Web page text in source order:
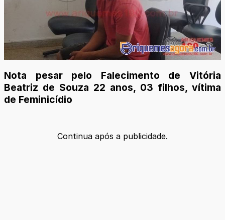
Nota pesar pelo Falecimento de Vitória
Beatriz de Souza 22 anos, 03 filhos, vítima
de Feminicídio
Continua após a publicidade.